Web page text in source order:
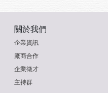
關於我們
企業資訊
廠商合作
企業徵才
主持群